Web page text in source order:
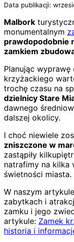
Data publikacji:
Malbork
monumentalnym
prawdopodobnie
zamkiem
Planując
krzyżackiego
trochę czasu na
dzielnicy Stare
dawnego
dalszej okolicy.
I choć niewiele
zniszczone w
zastąpiły
natrafimy na kilka
świetności miasta.
W naszym
zabytkach i
zamku i jego
artykule: Zamek
historia i